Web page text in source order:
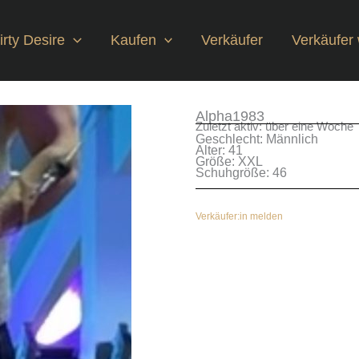
Desire Kaufen Verkäufer Verkäufer
Alpha1983
Zuletzt aktiv: über eine Woche
Geschlecht: Männlich
Alter: 41
Größe: XXL
Schuhgröße: 46
Verkäufer:in melden